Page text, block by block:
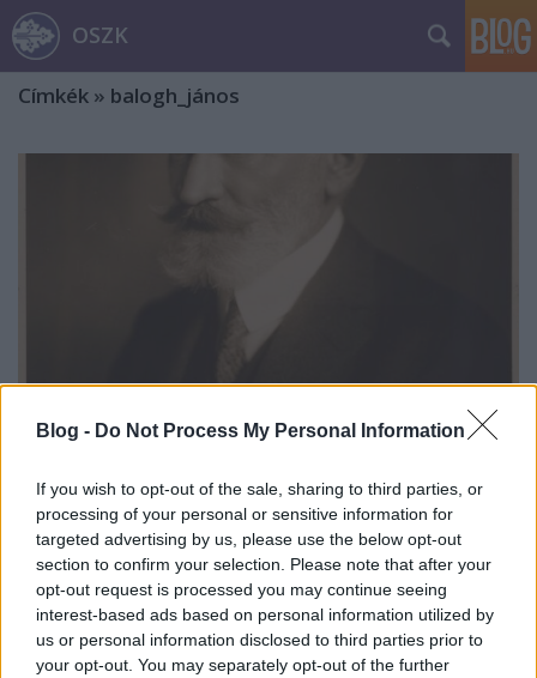
Blog - Do Not Process My Personal Information
If you wish to opt-out of the sale, sharing to third parties, or
processing of your personal or sensitive information for
targeted advertising by us, please use the below opt-out
section to confirm your selection. Please note that after your
opt-out request is processed you may continue seeing
interest-based ads based on personal information utilized by
us or personal information disclosed to third parties prior to
your opt-out. You may separately opt-out of the further
OSZK
Címkék » balogh_jános
Cholnoky Jenő és az Uránia Magyar
Tudományos Színház. Első rész
A közművelődés szolgálatában – Cholnoky Jenő
2025. július 22.